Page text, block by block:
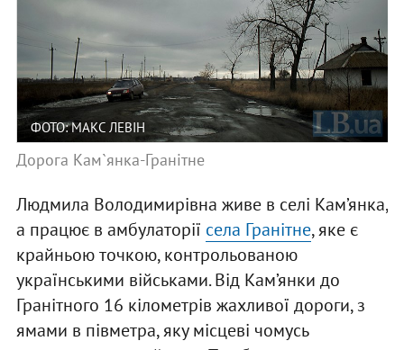
ФОТО: МАКС ЛЕВІН
Дорога Кам`янка-Гранітне
Людмила Володимирівна живе в селі Кам’янка,
а працює в амбулаторії села Гранітне, яке є
крайньою точкою, контрольованою
українськими військами. Від Кам’янки до
Гранітного 16 кілометрів жахливої дороги, з
ямами в півметра, яку місцеві чомусь